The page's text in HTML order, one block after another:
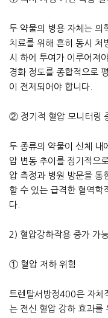
두 약물의 병용 자체는 의
치료를 위해 흔히 동시 처
시 하에 투여가 이루어져
경화 정도를 종합적으로
이 전제되어야 합니다.
② 정기적 혈압 모니터링
두 종류의 약물이 신체 내
압 변동 추이를 정기적으
압 측정과 병원 방문을 통
할 수 있는 급격한 혈역학
다.
2) 혈압강하작용 증가 가
① 혈압 저하 위험
트렌탈서방정400은 자체
는 전신 혈압 강하 효과를